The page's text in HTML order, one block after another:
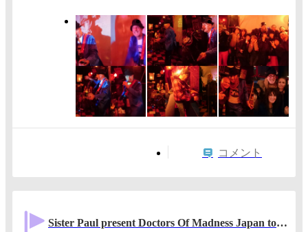
コメント
Sister Paul present Doctors Of Madness Japan tour in Nagoya